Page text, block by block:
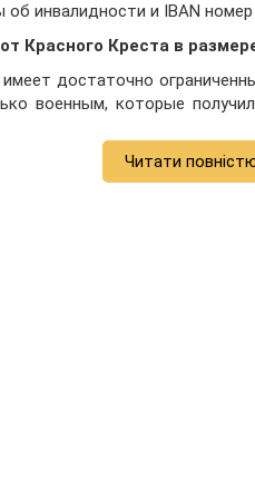
инвалидности и IBAN
Красного Креста в
достаточно
военным, которые
Читати